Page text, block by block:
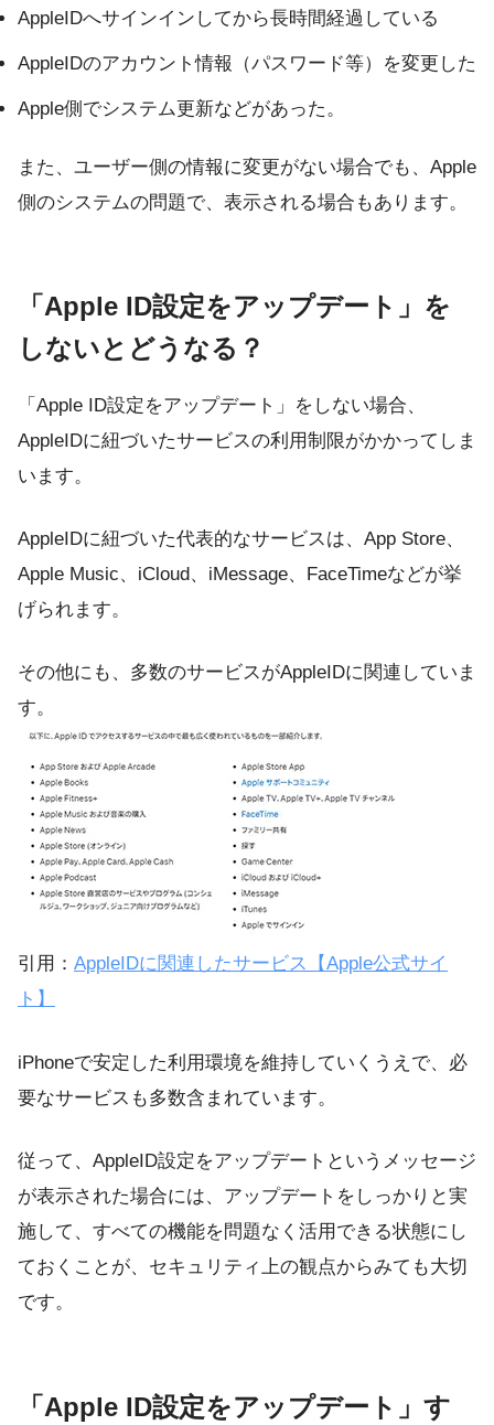
AppleIDへサインインしてから長時間経過している
AppleIDのアカウント情報（パスワード等）を変更した
Apple側でシステム更新などがあった。
また、ユーザー側の情報に変更がない場合でも、Apple
側のシステムの問題で、表示される場合もあります。
「Apple ID設定をアップデート」を
しないとどうなる？
「Apple ID設定をアップデート」をしない場合、
AppleIDに紐づいたサービスの利用制限がかかってしま
います。
AppleIDに紐づいた代表的なサービスは、App Store、
Apple Music、iCloud、iMessage、FaceTimeなどが挙
げられます。
その他にも、多数のサービスがAppleIDに関連していま
す。
引用： AppleIDに関連したサービス【Apple公式サイ
ト】
iPhoneで安定した利用環境を維持していくうえで、必
要なサービスも多数含まれています。
従って、AppleID設定をアップデートというメッセージ
が表示された場合には、アップデートをしっかりと実
施して、すべての機能を問題なく活用できる状態にし
ておくことが、セキュリティ上の観点からみても大切
です。
「Apple ID設定をアップデート」す